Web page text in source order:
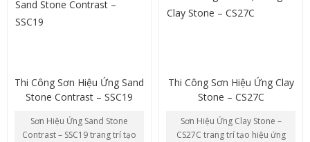
Thi Công Sơn Hiệu Ứng Sand
Stone Contrast – SSC19
Sơn Hiệu Ứng Sand Stone
Contrast – SSC19 trang trí tạo
Thi Công Sơn Hiệu Ứng Clay
Stone – CS27C
Sơn Hiệu Ứng Clay Stone –
CS27C trang trí tạo hiệu ứng